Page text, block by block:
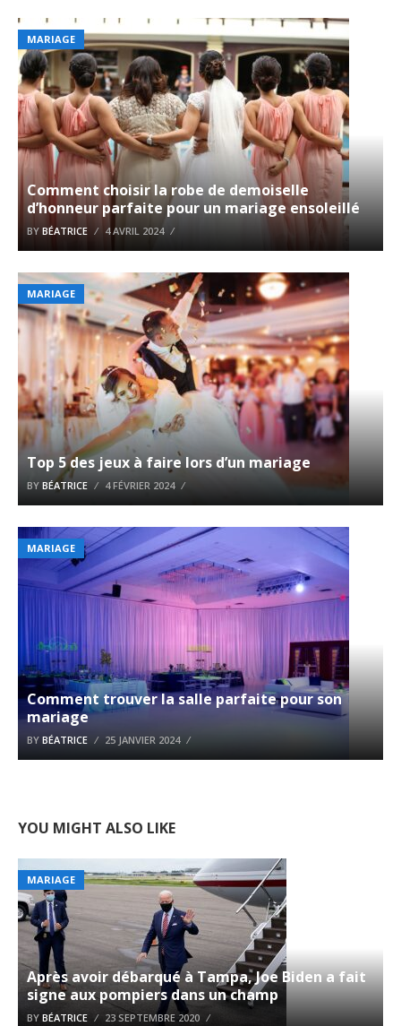
MARIAGE
Comment choisir la robe de demoiselle
d’honneur parfaite pour un mariage ensoleillé
BY BÉATRICE 4 AVRIL 2024
MARIAGE
Top 5 des jeux à faire lors d’un mariage
BY BÉATRICE 4 FÉVRIER 2024
MARIAGE
Comment trouver la salle parfaite pour son
mariage
BY BÉATRICE 25 JANVIER 2024
YOU MIGHT ALSO LIKE
MARIAGE
Après avoir débarqué à Tampa, Joe Biden a fait
signe aux pompiers dans un champ
BY BÉATRICE 23 SEPTEMBRE 2020